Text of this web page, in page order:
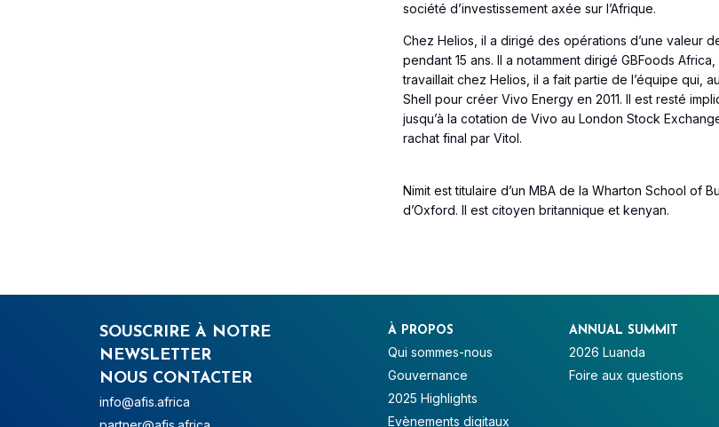
société d’investissement axée sur l’Afrique.
Chez Helios, il a dirigé des opérations d’une valeur
pendant 15 ans. Il a notamment dirigé GBFoods
travaillait chez Helios, il a fait partie de l’équipe qui,
Shell pour créer Vivo Energy en 2011. Il est resté
jusqu’à la cotation de Vivo au London Stock
rachat final par Vitol.
Nimit est titulaire d’un MBA de la Wharton School of
d’Oxford. Il est citoyen britannique et kenyan.
SOUSCRIRE À NOTRE
NEWSLETTER
NOUS CONTACTER
info@afis.africa
À PROPOS
Qui sommes-nous
Gouvernance
2025 Highlights
Evènements digitaux
ANNUAL SUMMIT
2026 Luanda
Foire aux questions